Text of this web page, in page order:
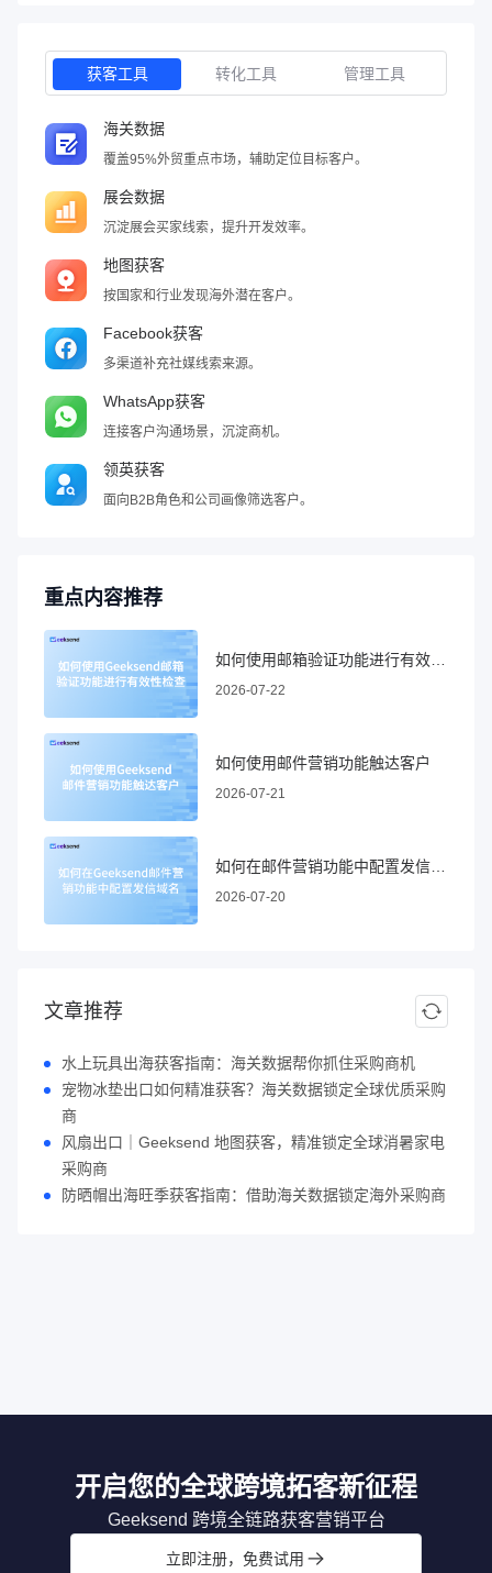
获客工具 转化工具 管理工具
海关数据
覆盖95%外贸重点市场，辅助定位目标客户。
展会数据
沉淀展会买家线索，提升开发效率。
地图获客
按国家和行业发现海外潜在客户。
Facebook获客
多渠道补充社媒线索来源。
WhatsApp获客
连接客户沟通场景，沉淀商机。
领英获客
面向B2B角色和公司画像筛选客户。
重点内容推荐
2026-07-22
如何使用邮件营销功能触达客户
2026-07-21
2026-07-20
文章推荐
水上玩具出海获客指南：海关数据帮你抓住采购商机
宠物冰垫出口如何精准获客？海关数据锁定全球优质采购
商
风扇出口｜Geeksend 地图获客，精准锁定全球消暑家电
采购商
防晒帽出海旺季获客指南：借助海关数据锁定海外采购商
开启您的全球跨境拓客新征程
Geeksend 跨境全链路获客营销平台
立即注册，免费试用